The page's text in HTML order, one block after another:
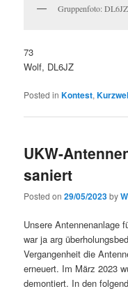
Gruppenfoto:
73
Wolf, DL6JZ
Posted in Kontest,
UKW-
saniert
Posted on29/05/2023by
Unsere Antennenanlage
war ja arg
Vergangenheit die
erneuert. Im März 2023
demontiert. In den